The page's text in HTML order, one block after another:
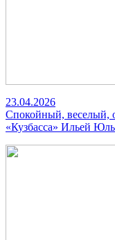
23.04.2026
Спокойный, веселый,
«Кузбасса» Ильей